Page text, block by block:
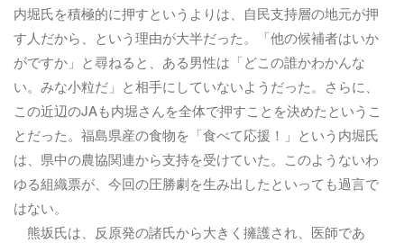
内堀氏を積極的に押すというよりは、自民支持層の地元が押
す人だから、という理由が大半だった。「他の候補者はいか
がですか」と尋ねると、ある男性は「どこの誰かわかんな
い。みな小粒だ」と相手にしていないようだった。さらに、
この近辺のJAも内堀さんを全体で押すことを決めたというこ
とだった。福島県産の食物を「食べて応援！」という内堀氏
は、県中の農協関連から支持を受けていた。このようないわ
ゆる組織票が、今回の圧勝劇を生み出したといっても過言で
はない。
熊坂氏は、反原発の諸氏から大きく擁護され、医師であ